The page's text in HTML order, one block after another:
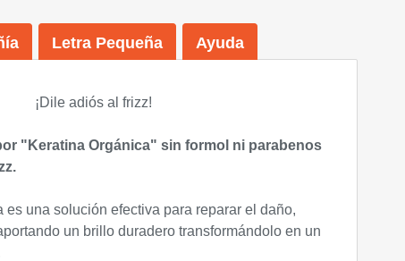
Letra Pequeña Ayuda
¡Dile adiós al frizz!
"Keratina Orgánica" sin formol ni parabenos
es una solución efectiva para reparar el daño,
un brillo duradero transformándolo en un